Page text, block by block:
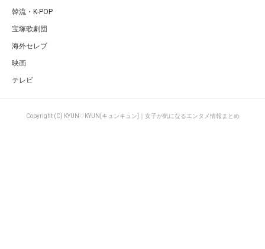
韓流・K-POP
宝塚歌劇団
海外セレブ
映画
テレビ
Copyright (C) KYUN♡KYUN[キュンキュン]｜女子が気になるエンタメ情報まとめ